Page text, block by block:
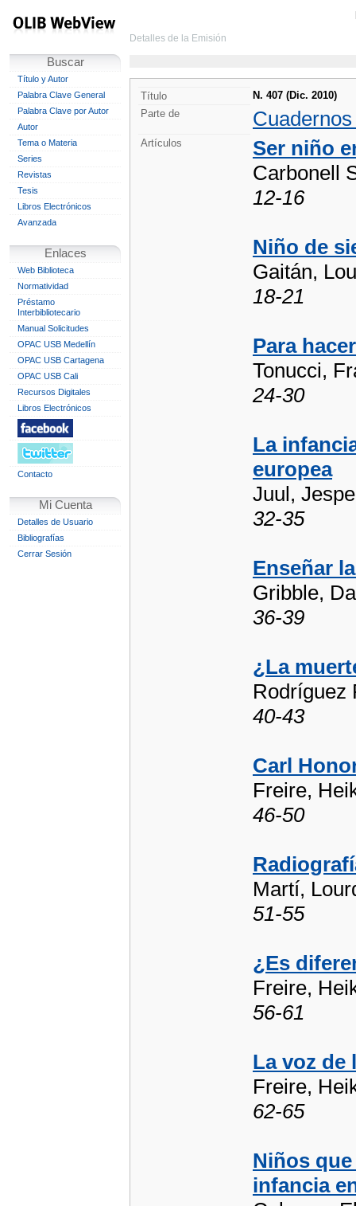
Buscar
Título y Autor
Palabra Clave General
Palabra Clave por Autor
Autor
Tema o Materia
Series
Revistas
Tesis
Libros Electrónicos
Avanzada
Enlaces
Web Biblioteca
Normatividad
Préstamo
Interbibliotecario
Manual Solicitudes
OPAC USB Medellín
OPAC USB Cartagena
OPAC USB Cali
Recursos Digitales
Libros Electrónicos
Contacto
Mi Cuenta
Detalles de Usuario
Bibliografías
Cerrar Sesión
Detalles de la Emisión
Título
N. 407 (Dic. 2010)
Parte de
Artículos
Ser niño
Carbonell
12-16
Niño de
Gaitán,
18-21
Para
Tonucci,
24-30
La
europea
Juul,
32-35
Enseñar
Gribble,
36-39
¿La
Rodríguez
40-43
Carl
Freire,
46-50
Martí,
51-55
¿Es
Freire,
56-61
La voz de
Freire,
62-65
Niños
infancia